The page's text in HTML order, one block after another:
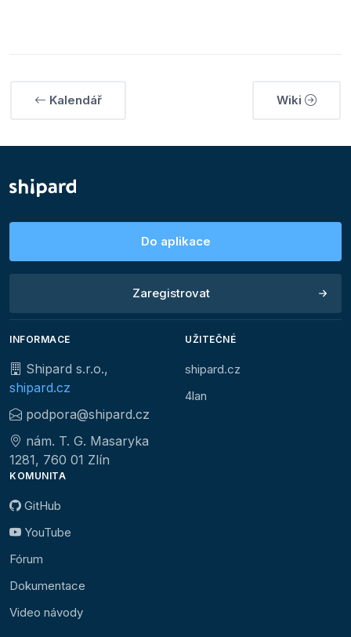
Kalendář Wiki
Do aplikace
Zaregistrovat
INFORMACE
Shipard s.r.o.,
shipard.cz
podpora@shipard.cz
nám. T. G. Masaryka
1281, 760 01 Zlín
UŽITEČNÉ
shipard.cz
4lan
KOMUNITA
GitHub
YouTube
Fórum
Dokumentace
Video návody